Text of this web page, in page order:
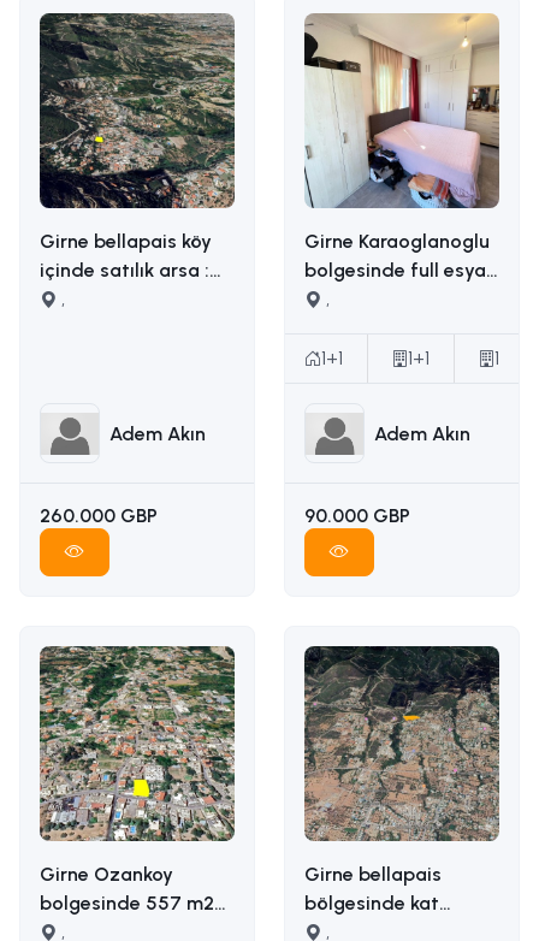
Girne bellapais köy
içinde satılık arsa :
İLETİŞİM: ADEM AKIN
,
Adem Akın
260.000 GBP
Girne Karaoglanoglu
bolgesinde full esyali
satilik 1+1 daire
05338314949
,
1+1 1+1 1
Adem Akın
90.000 GBP
Girne Ozankoy
bolgesinde 557 m2
satilik arsa İLETİŞİM
,
Girne bellapais
bölgesinde kat
karşılığı arazi
,